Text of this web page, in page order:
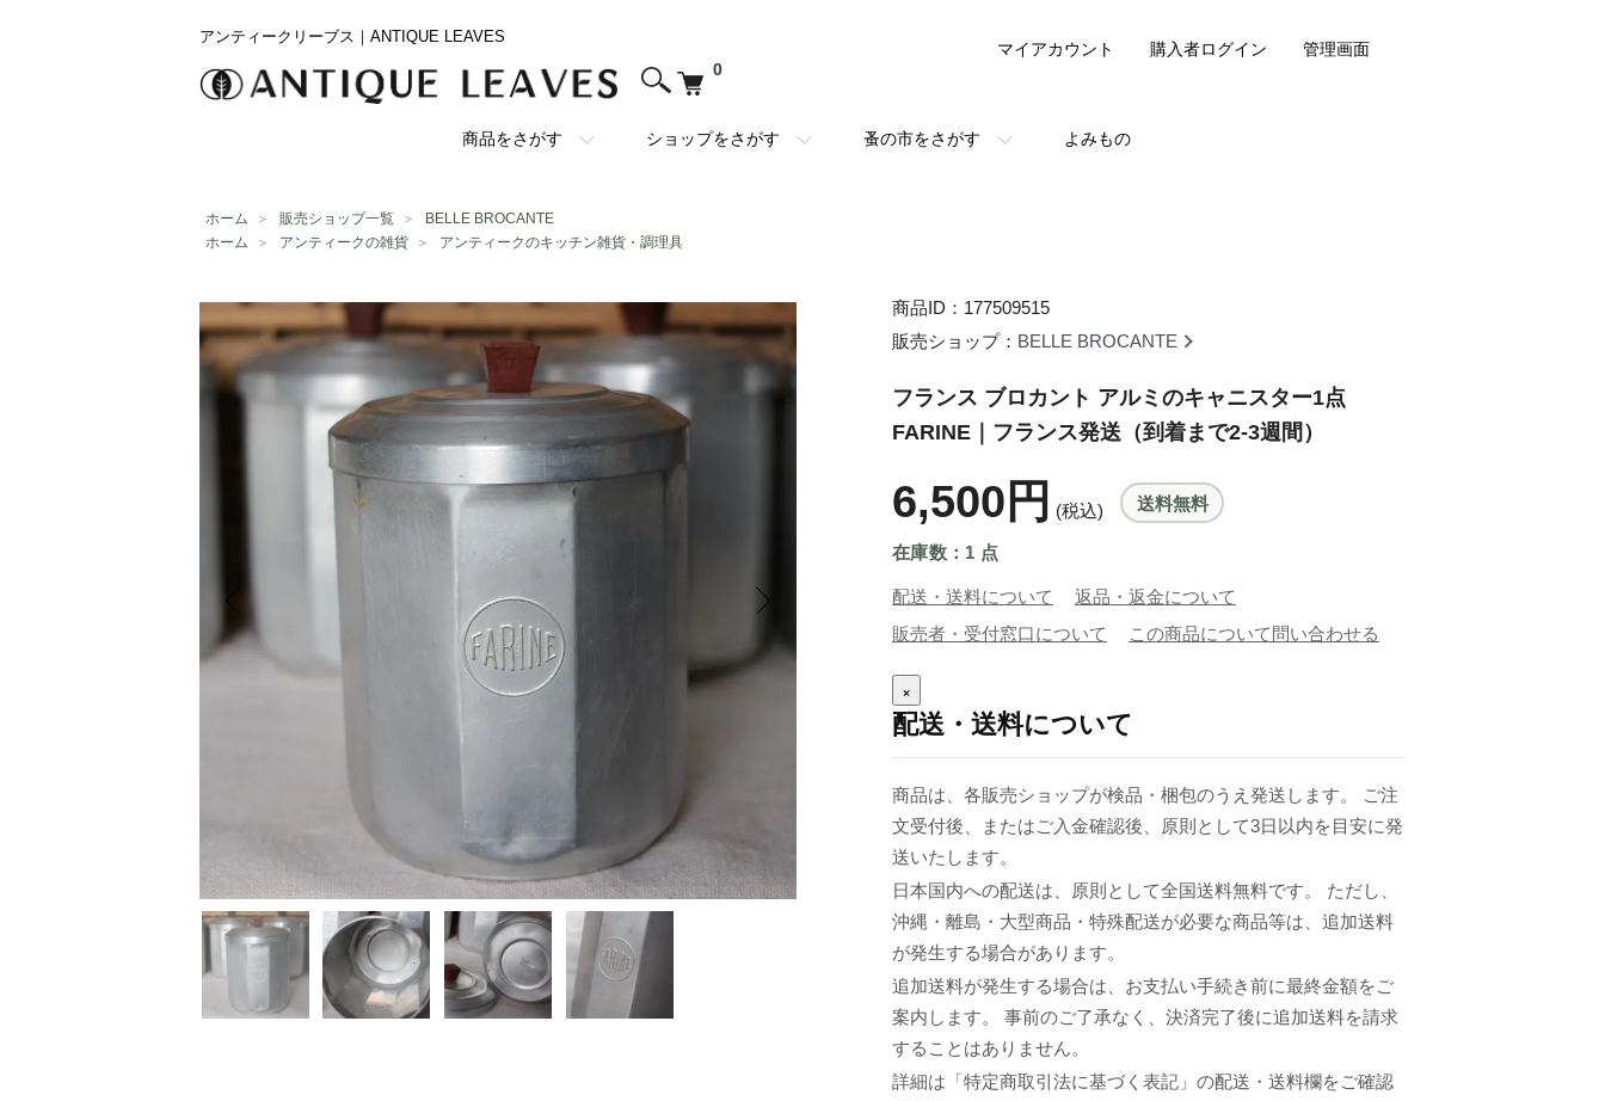
アンティークリーブス｜ANTIQUE LEAVES
0
商品をさがす ショップをさがす 蚤の市をさがす よみもの
マイアカウント 購入者ログイン 管理画面
ホーム ＞ 販売ショップ一覧 ＞
BELLE BROCANTE
ホーム
＞ アンティークの雑貨 ＞ アンティークのキッチン雑貨・調理具
商品ID：177509515
販売ショップ： BELLE BROCANTE
フランス ブロカント アルミのキャニスター1点
FARINE｜フランス発送（到着まで2-3週間）
6,500円 (税込) 送料無料
在庫数：1 点
配送・送料について
返品・返金について
販売者・受付窓口について
この商品について問い合わせる
×
配送・送料について
商品は、各販売ショップが検品・梱包のうえ発送します。 ご注
文受付後、またはご入金確認後、原則として3日以内を目安に発
送いたします。
日本国内への配送は、原則として全国送料無料です。 ただし、
沖縄・離島・大型商品・特殊配送が必要な商品等は、追加送料
が発生する場合があります。
追加送料が発生する場合は、お支払い手続き前に最終金額をご
案内します。 事前のご了承なく、決済完了後に追加送料を請求
することはありません。
詳細は「特定商取引法に基づく表記」の配送・送料欄をご確認